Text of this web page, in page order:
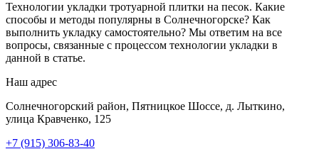
Технологии укладки тротуарной плитки на песок. Какие
способы и методы популярны в Солнечногорске? Как
выполнить укладку самостоятельно? Мы ответим на все
вопросы, связанные с процессом технологии укладки в
данной в статье.
Наш адрес
Солнечногорский район, Пятницкое Шоссе, д. Лыткино,
улица Кравченко, 125
+7 (915) 306-83-40